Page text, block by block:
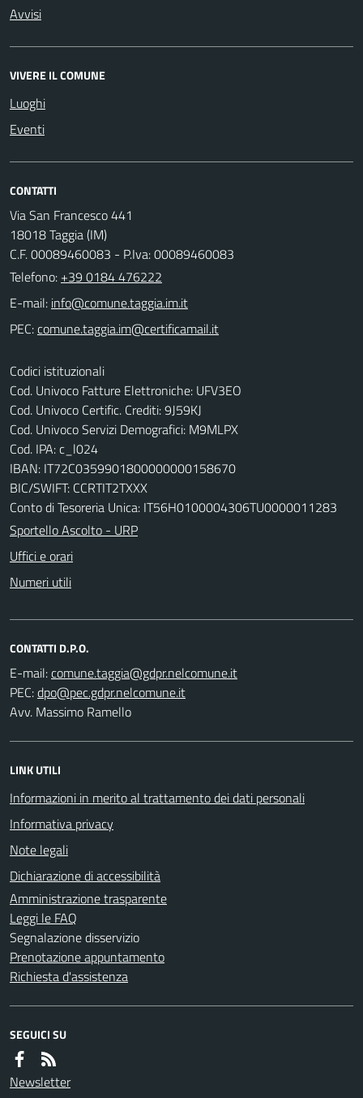
Avvisi
VIVERE IL COMUNE
Luoghi
Eventi
CONTATTI
Via San Francesco 441
18018 Taggia (IM)
C.F. 00089460083 - P.Iva: 00089460083
Telefono: +39 0184 476222
E-mail:
PEC:
Codici istituzionali
Cod. Univoco Fatture Elettroniche: UFV3EO
Cod. Univoco Certific. Crediti: 9J59KJ
Cod. Univoco Servizi Demografici: M9MLPX
Cod. IPA: c_l024
IBAN: IT72C0359901800000000158670
BIC/SWIFT: CCRTIT2TXXX
Conto di Tesoreria Unica: IT56H0100004306TU0000011283
Sportello Ascolto - URP
Uffici e orari
Numeri utili
CONTATTI D.P.O.
E-mail:
PEC:
Avv. Massimo Ramello
LINK UTILI
Informazioni in merito al trattamento dei dati personali
Informativa privacy
Note legali
Dichiarazione di accessibilità
Amministrazione trasparente
Leggi le FAQ
Segnalazione disservizio
Prenotazione appuntamento
Richiesta d'assistenza
SEGUICI SU
Newsletter